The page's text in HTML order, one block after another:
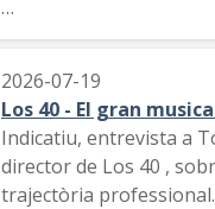
El públic canta un tema
2026-07-19
Los 40 - El gran
Indicatiu, entrevista a
director de Los 40 ,
trajectòria professional.